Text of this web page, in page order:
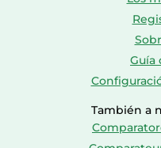
Guía
También a